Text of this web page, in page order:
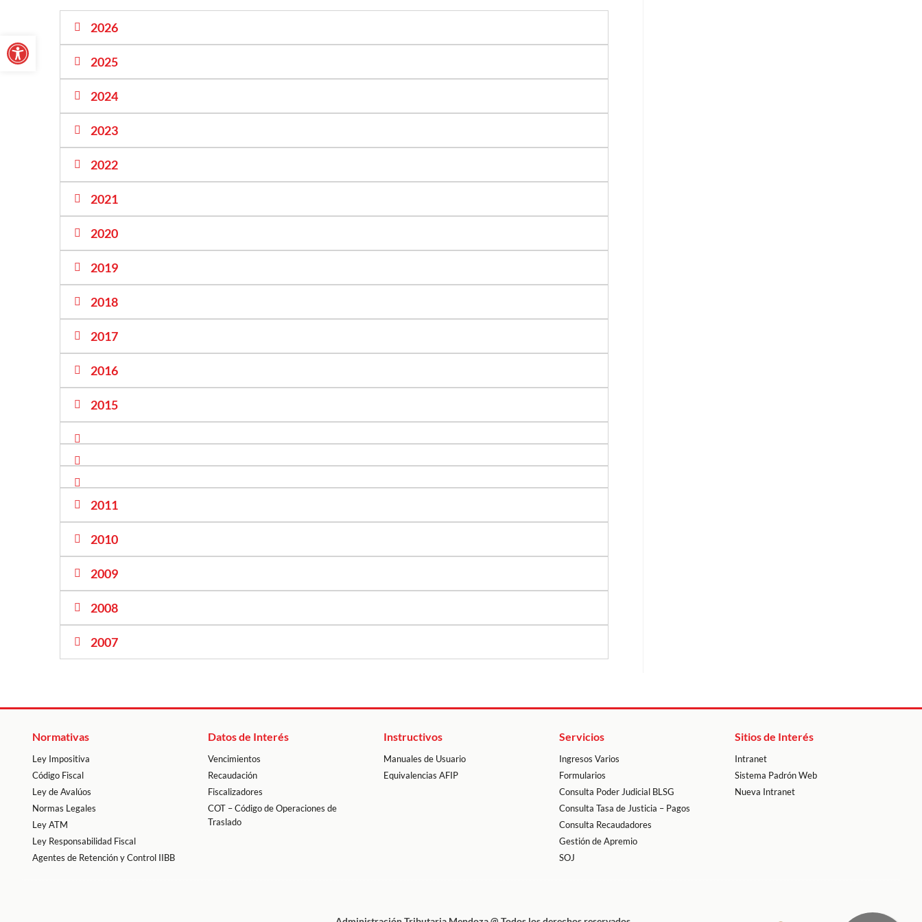
2026
2025
2024
2023
2022
2021
2020
2019
2018
2017
2016
2015
2011
2010
2009
2008
2007
Normativas
Ley Impositiva
Código Fiscal
Ley de Avalúos
Normas Legales
Ley ATM
Ley Responsabilidad Fiscal
Agentes de Retención y Control IIBB
Datos de Interés
Vencimientos
Recaudación
Fiscalizadores
COT – Código de Operaciones de
Traslado
Instructivos
Manuales de Usuario
Equivalencias AFIP
Servicios
Ingresos Varios
Formularios
Consulta Poder Judicial BLSG
Consulta Tasa de Justicia – Pagos
Consulta Recaudadores
Gestión de Apremio
SOJ
Sitios de Interés
Intranet
Sistema Padrón Web
Nueva Intranet
Abrir barra de herramientas